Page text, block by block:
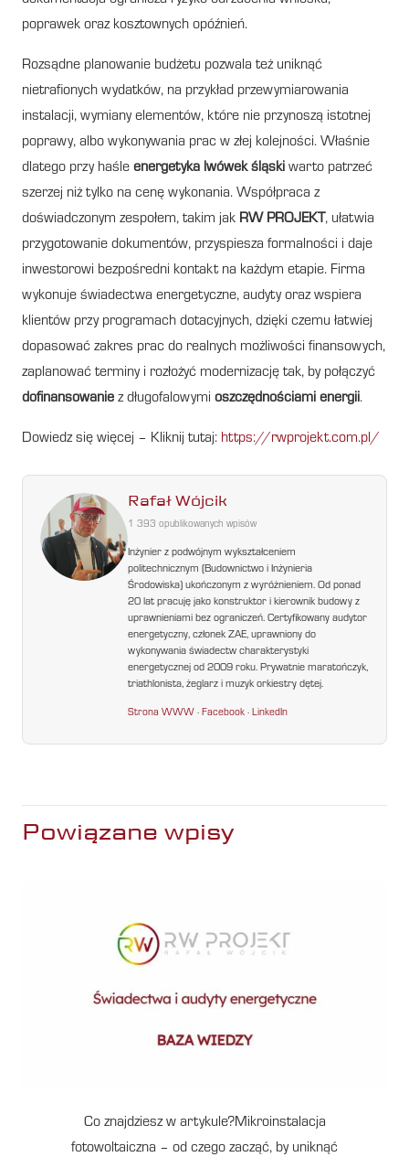
poprawek oraz kosztownych opóźnień.
Rozsądne planowanie budżetu pozwala też uniknąć
nietrafionych wydatków, na przykład przewymiarowania
instalacji, wymiany elementów, które nie przynoszą istotnej
poprawy, albo wykonywania prac w złej kolejności. Właśnie
dlatego przy haśle energetyka lwówek śląski warto patrzeć
szerzej niż tylko na cenę wykonania. Współpraca z
doświadczonym zespołem, takim jak RW PROJEKT, ułatwia
przygotowanie dokumentów, przyspiesza formalności i daje
inwestorowi bezpośredni kontakt na każdym etapie. Firma
wykonuje świadectwa energetyczne, audyty oraz wspiera
klientów przy programach dotacyjnych, dzięki czemu łatwiej
dopasować zakres prac do realnych możliwości finansowych,
zaplanować terminy i rozłożyć modernizację tak, by połączyć
dofinansowanie z długofalowymi oszczędnościami energii.
Dowiedz się więcej – Kliknij tutaj: https://rwprojekt.com.pl/
Rafał Wójcik
1 393 opublikowanych wpisów
Inżynier z podwójnym wykształceniem
politechnicznym (Budownictwo i Inżynieria
Środowiska) ukończonym z wyróżnieniem. Od ponad
20 lat pracuję jako konstruktor i kierownik budowy z
uprawnieniami bez ograniczeń. Certyfikowany audytor
energetyczny, członek ZAE, uprawniony do
wykonywania świadectw charakterystyki
energetycznej od 2009 roku. Prywatnie maratończyk,
triathlonista, żeglarz i muzyk orkiestry dętej.
Strona WWW ·Facebook ·LinkedIn
Powiązane wpisy
Co znajdziesz w artykule?Mikroinstalacja
fotowoltaiczna – od czego zacząć, by uniknąć